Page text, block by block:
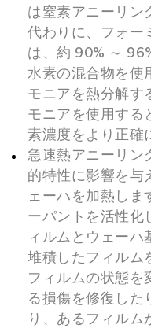
は窒素アニーリン
代わりに、フォー
は、約 90% ～
水素の混合物を使
モニアを熱分解す
モニアを使用する
素濃度をより正確
急速熱アニーリン
的特性に影響を与
ェーハを加熱しま
ーパントを活性化
ィルムとウェーハ
堆積したフィルム
フィルムの状態を
る損傷を修復した
り、あるフィルム